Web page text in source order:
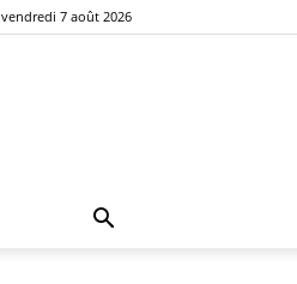
vendredi 7 août 2026